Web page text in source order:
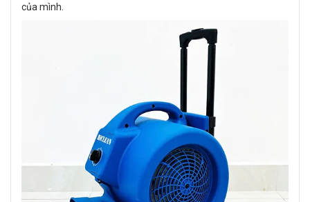
của mình.